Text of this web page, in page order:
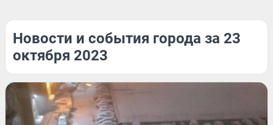
Новости и события города за 23
октября 2023